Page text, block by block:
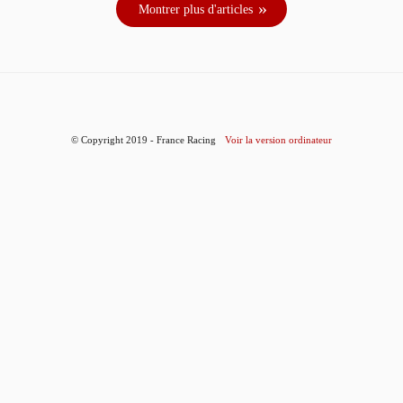
Montrer plus d'articles
© Copyright 2019 - France Racing Voir la version ordinateur